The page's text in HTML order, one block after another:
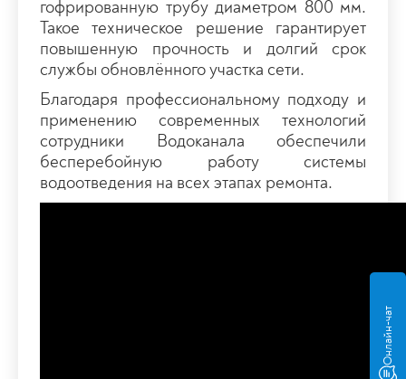
Онлайн-чат
гофрированную трубу диаметром 800 мм.
Такое техническое решение гарантирует
повышенную прочность и долгий срок
службы обновлённого участка сети.
Благодаря профессиональному подходу и
применению современных технологий
сотрудники Водоканала обеспечили
бесперебойную работу системы
водоотведения на всех этапах ремонта.